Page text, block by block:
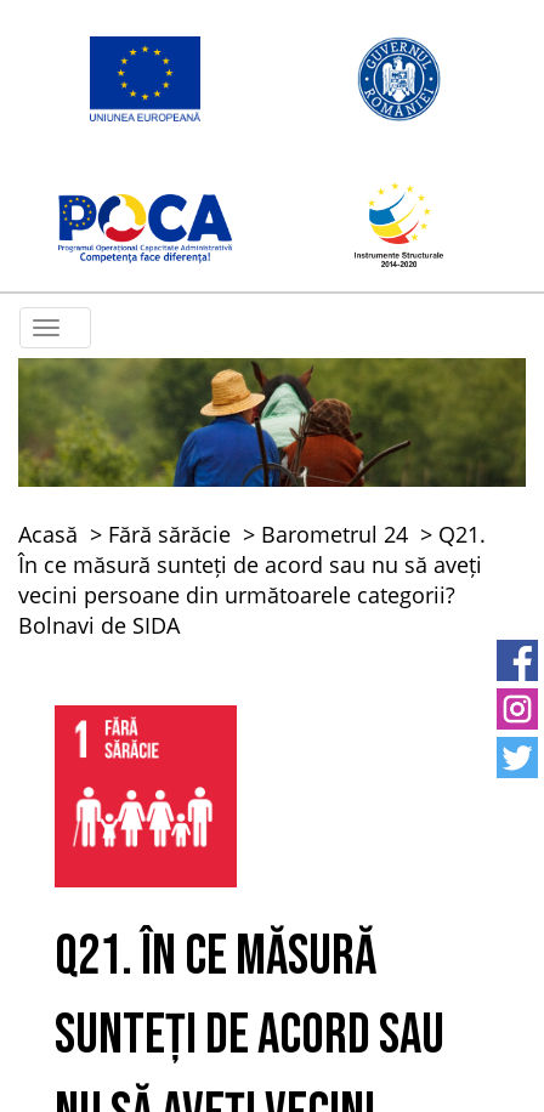
Toggle
navigation
Acasă Fără sărăcie Barometrul 24
Q21.
În ce măsură sunteți de acord sau nu să aveți
vecini persoane din următoarele categorii?
Bolnavi de SIDA
Q21. În ce măsură
sunteți de acord sau